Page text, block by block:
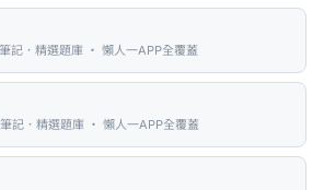
記．精選題庫 ・ 懶人一APP全覆蓋
記．精選題庫 ・ 懶人一APP全覆蓋